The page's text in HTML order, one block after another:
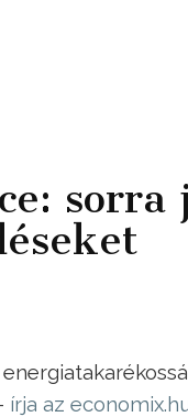
sorra
írja az